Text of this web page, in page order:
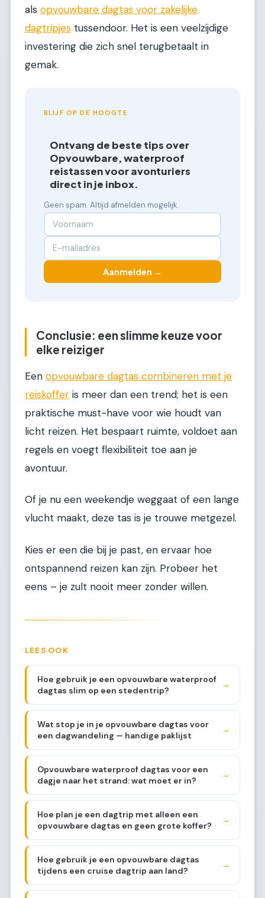
als opvouwbare dagtas voor zakelijke
dagtripjes tussendoor. Het is een veelzijdige
investering die zich snel terugbetaalt in
gemak.
BLIJF OP DE HOOGTE
Ontvang de beste tips over
Opvouwbare, waterproof
reistassen voor avonturiers
direct in je inbox.
Geen spam. Altijd afmelden mogelijk.
Aanmelden →
Conclusie: een slimme keuze voor
elke reiziger
Een opvouwbare dagtas combineren met je
reiskoffer is meer dan een trend; het is een
praktische must-have voor wie houdt van
licht reizen. Het bespaart ruimte, voldoet aan
regels en voegt flexibiliteit toe aan je
avontuur.
Of je nu een weekendje weggaat of een lange
vlucht maakt, deze tas is je trouwe metgezel.
Kies er een die bij je past, en ervaar hoe
ontspannend reizen kan zijn. Probeer het
eens – je zult nooit meer zonder willen.
LEES OOK
Hoe gebruik je een opvouwbare waterproof
dagtas slim op een stedentrip?
→
Wat stop je in je opvouwbare dagtas voor
een dagwandeling — handige paklijst
→
Opvouwbare waterproof dagtas voor een
dagje naar het strand: wat moet er in?
→
Hoe plan je een dagtrip met alleen een
opvouwbare dagtas en geen grote koffer?
→
Hoe gebruik je een opvouwbare dagtas
tijdens een cruise dagtrip aan land?
→